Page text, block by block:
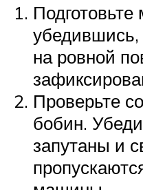
убедившись,
на ровной
Проверьте
бобин.
запутаны и